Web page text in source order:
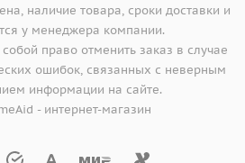
наличие товара, сроки доставки и
у менеджера компании.
право отменить заказ в случае
ошибок, связанных с неверным
информации на сайте.
- интернет-магазин